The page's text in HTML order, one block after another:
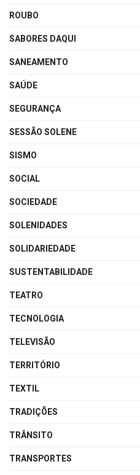
ROUBO
SABORES DAQUI
SANEAMENTO
SAÚDE
SEGURANÇA
SESSÃO SOLENE
SISMO
SOCIAL
SOCIEDADE
SOLENIDADES
SOLIDARIEDADE
SUSTENTABILIDADE
TEATRO
TECNOLOGIA
TELEVISÃO
TERRITÓRIO
TEXTIL
TRADIÇÕES
TRÂNSITO
TRANSPORTES